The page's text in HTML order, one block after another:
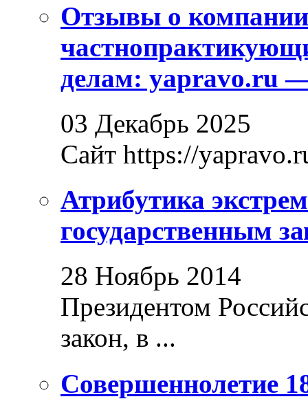
Отзывы о
делам: yapravo.ru
03 Декабрь 2025
Сайт https://
Атрибутика
государственным
28 Ноябрь 2014
Президентом
закон, в ...
Совершеннолетие